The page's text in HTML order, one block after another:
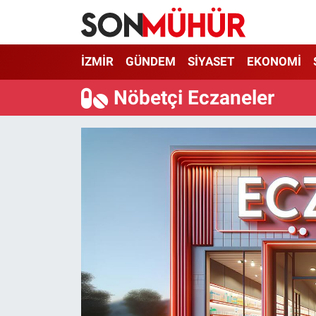
İZMİR GÜNDEM SİYASET EKONOMİ
Nöbetçi Eczaneler
İzmir Nöbetçi Eczaneler
İzmir Hava Durumu
İzmir Namaz Vakitleri
İzmir Trafik Yoğunluk Haritası
Süper Lig Puan Durumu ve Fikstür
Son Dakika Haberleri
Haber Arşivi